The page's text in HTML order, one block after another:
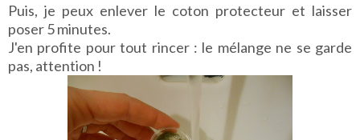
Puis, je peux enlever le coton protecteur et laisser
poser 5 minutes.
J'en profite pour tout rincer : le mélange ne se garde
pas, attention !